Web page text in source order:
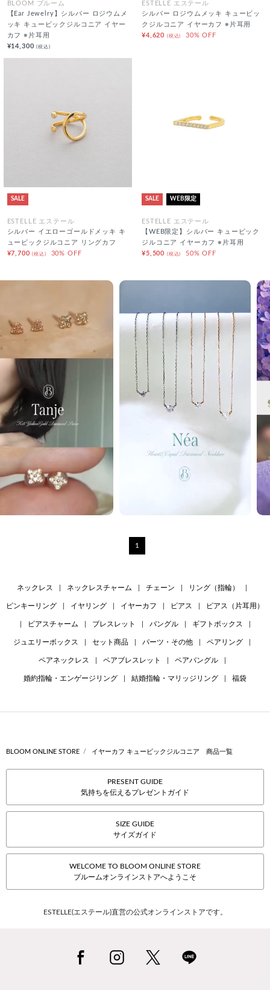
BLOOM ブルーム
【Ear Jewelry】シルバー ロジウムメ
ッキ キュービックジルコニア イヤー
カフ ※片耳用
¥14,300(税込)
ESTELLE エステール
シルバー ロジウムメッキ キュービッ
クジルコニア イヤーカフ ※片耳用
¥4,620 (税込) 30% OFF
SALE
ESTELLE エステール
シルバー イエローゴールドメッキ キ
ュービックジルコニア リングカフ
¥7,700(税込) 30% OFF
SALE WEB限定
ESTELLE エステール
【WEB限定】シルバー キュービック
ジルコニア イヤーカフ ※片耳用
¥5,500 (税込) 50% OFF
1
ネックレス ネックレスチャーム チェーン リング（指輪）
ピンキーリング イヤリング イヤーカフ ピアス ピアス（片耳用）
ピアスチャーム ブレスレット バングル ギフトボックス
ジュエリーボックス セット商品 パーツ・その他 ペアリング
ペアネックレス ペアブレスレット ペアバングル
婚約指輪・エンゲージリング 結婚指輪・マリッジリング 福袋
BLOOM ONLINE STORE イヤーカフ キュービックジルコニア 商品一覧
PRESENT GUIDE
気持ちを伝えるプレゼントガイド
SIZE GUIDE
サイズガイド
WELCOME TO BLOOM ONLINE STORE
ブルームオンラインストアへようこそ
ESTELLE(エステール)直営の公式オンラインストアです。